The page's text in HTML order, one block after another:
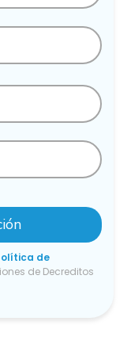
de
de Decreditos